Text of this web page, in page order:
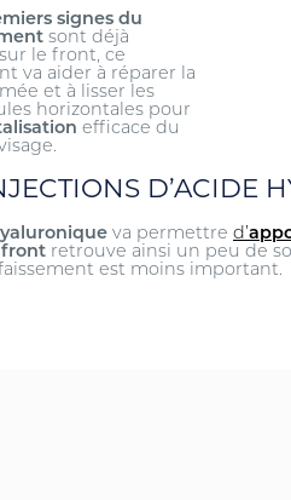
signes du
sont déjà
le front, ce
va aider à réparer la
et à lisser les
horizontales pour
efficace du
D’ACIDE
va permettre d’
front retrouve ainsi un peu de
est moins important.